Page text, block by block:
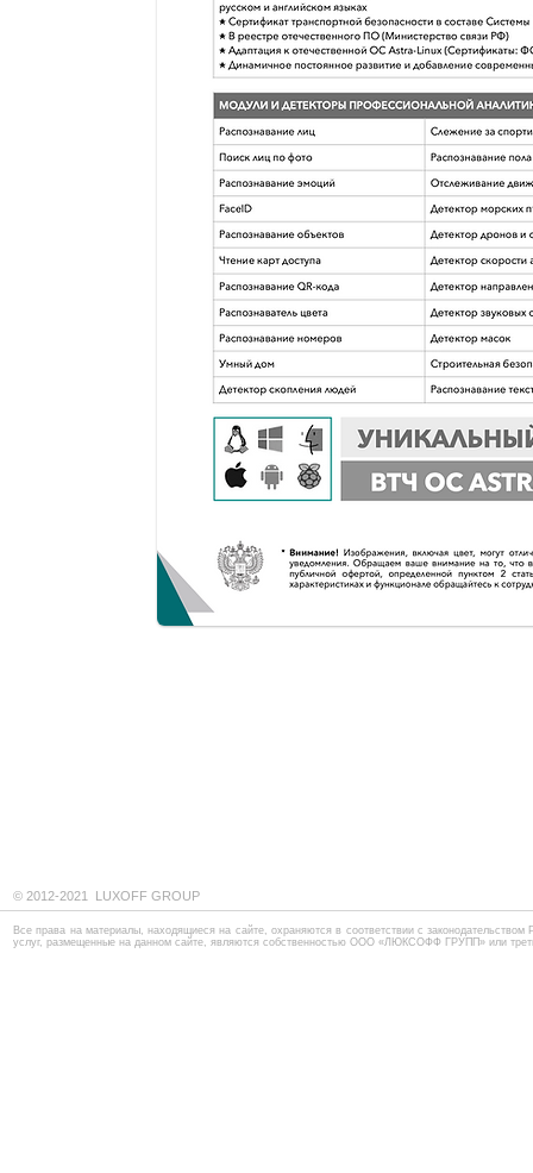
© 2012-2021 LUXOFF GROUP
Все права на материалы, находящиеся на сайте, охраняются в соответствии с
услуг, размещенные на данном сайте, являются собственностью ООО «ЛЮКСОФФ ГРУПП» или